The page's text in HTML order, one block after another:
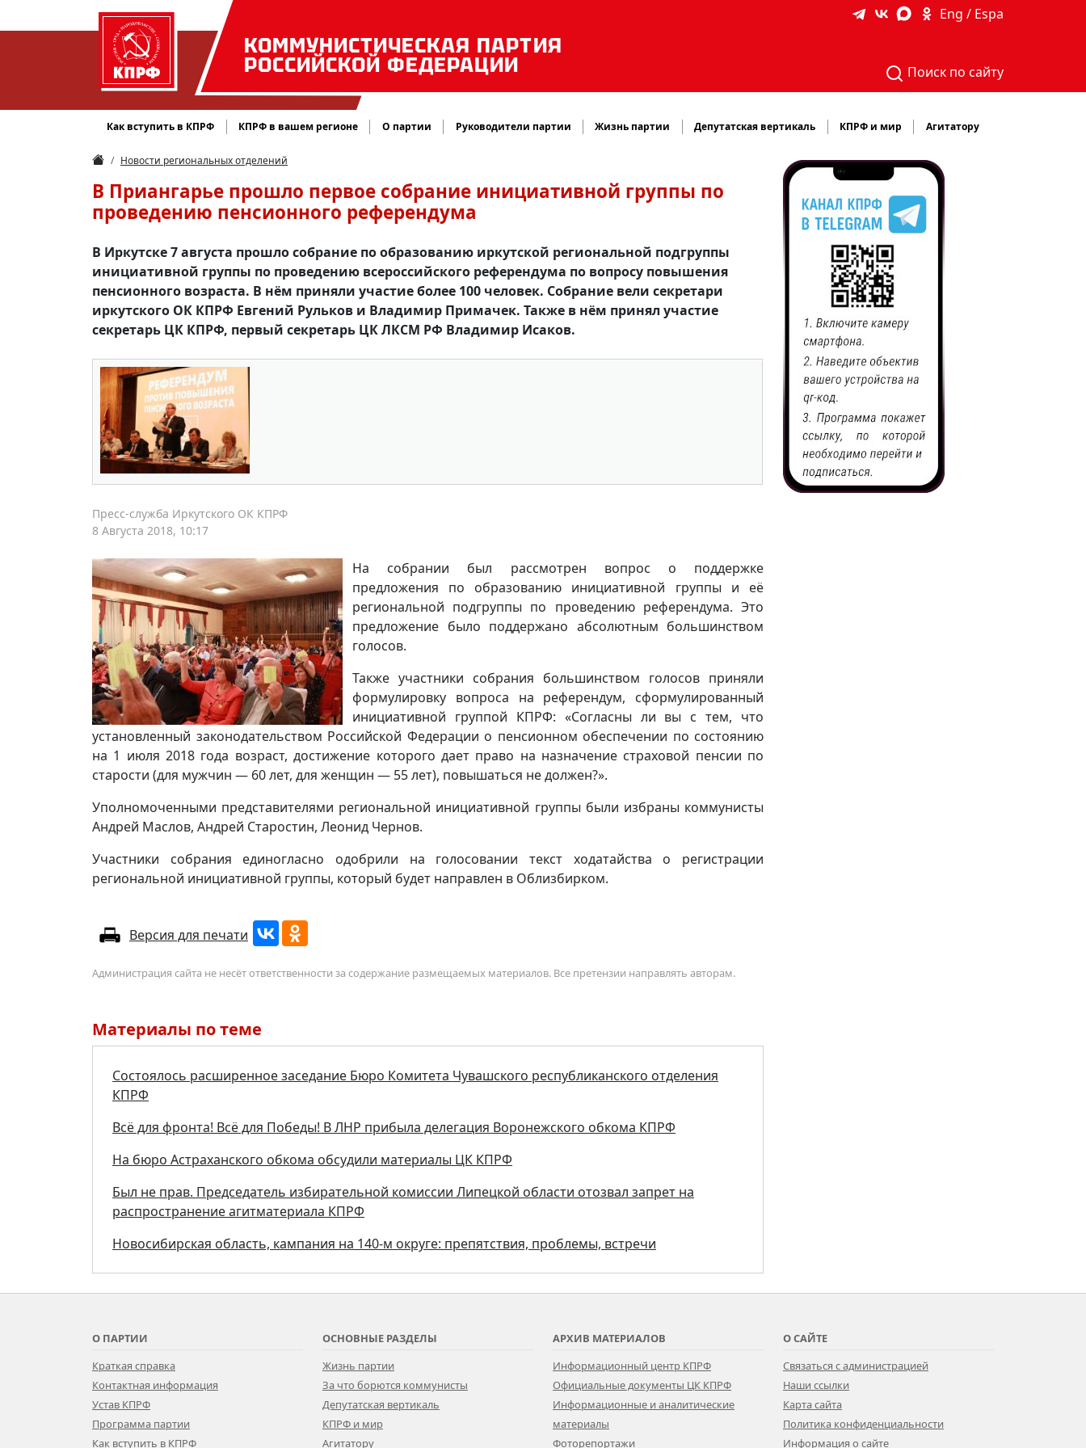
КОММУНИСТИЧЕСКАЯ ПАРТИЯ
РОССИЙСКОЙ ФЕДЕРАЦИИ
Eng / Espa
Поиск по сайту
Как вступить в КПРФ КПРФ в вашем регионе О партии Руководители партии Жизнь партии Депутатская вертикаль КПРФ и мир Агитатору
Новости региональных отделений
В Приангарье прошло первое собрание инициативной группы по
проведению пенсионного референдума
В Иркутске 7 августа прошло собрание по образованию иркутской региональной подгруппы
инициативной группы по проведению всероссийского референдума по вопросу повышения
пенсионного возраста. В нём приняли участие более 100 человек. Собрание вели секретари
иркутского ОК КПРФ Евгений Рульков и Владимир Примачек. Также в нём принял участие
секретарь ЦК КПРФ, первый секретарь ЦК ЛКСМ РФ Владимир Исаков.
Пресс-служба Иркутского ОК КПРФ
8 Августа 2018, 10:17
На собрании был рассмотрен вопрос о поддержке
предложения по образованию инициативной группы и её
региональной подгруппы по проведению референдума. Это
предложение было поддержано абсолютным большинством
голосов.
Также участники собрания большинством голосов приняли
формулировку вопроса на референдум, сформулированный
инициативной группой КПРФ: «Согласны ли вы с тем, что
установленный законодательством Российской Федерации о пенсионном обеспечении по состоянию
на 1 июля 2018 года возраст, достижение которого дает право на назначение страховой пенсии по
старости (для мужчин — 60 лет, для женщин — 55 лет), повышаться не должен?».
Уполномоченными представителями региональной инициативной группы были избраны коммунисты
Андрей Маслов, Андрей Старостин, Леонид Чернов.
Участники собрания единогласно одобрили на голосовании текст ходатайства о регистрации
региональной инициативной группы, который будет направлен в Облизбирком.
Версия для печати
Администрация сайта не несёт ответственности за содержание размещаемых материалов. Все претензии направлять авторам.
Материалы по теме
Состоялось расширенное заседание Бюро Комитета Чувашского республиканского отделения
КПРФ
Всё для фронта! Всё для Победы! В ЛНР прибыла делегация Воронежского обкома КПРФ
На бюро Астраханского обкома обсудили материалы ЦК КПРФ
Был не прав. Председатель избирательной комиссии Липецкой области отозвал запрет на
распространение агитматериала КПРФ
Новосибирская область, кампания на 140-м округе: препятствия, проблемы, встречи
О ПАРТИИ
Краткая справка
Контактная информация
Устав КПРФ
Программа партии
Как вступить в КПРФ
ОСНОВНЫЕ РАЗДЕЛЫ
Жизнь партии
За что борются коммунисты
Депутатская вертикаль
КПРФ и мир
Агитатору
АРХИВ МАТЕРИАЛОВ
Информационный центр КПРФ
Официальные документы ЦК КПРФ
Информационные и аналитические
материалы
Фоторепортажи
О САЙТЕ
Связаться с администрацией
Наши ссылки
Карта сайта
Политика конфиденциальности
Информация о сайте